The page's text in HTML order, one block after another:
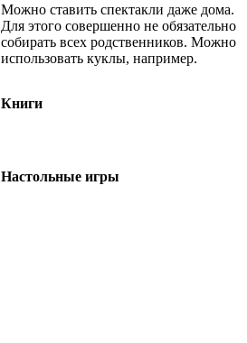
Можно ставить спектакли даже дома.
Для этого совершенно не обязательно
собирать всех родственников. Можно
использовать куклы, например.
Книги
Настольные игры